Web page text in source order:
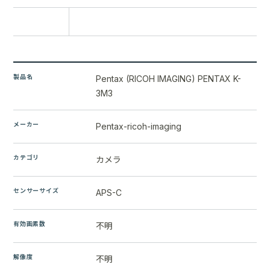
製品名
Pentax (RICOH IMAGING) PENTAX K-
3M3
メーカー Pentax-ricoh-imaging
カテゴリ カメラ
センサーサイズ APS-C
有効画素数 不明
解像度 不明